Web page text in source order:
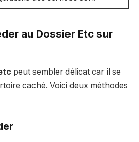
au Dossier Etc sur
peut sembler délicat car il se
caché. Voici deux méthodes